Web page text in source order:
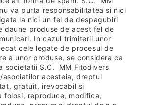
va purta responsabilitatea si nici
la nici un fel de despagubiri
daune produse de acest fel de
In cazul trimiterii unor
cele legate de procesul de
a unor produse, se considera ca
societatii S.C. MM Fitodivers
asociatilor acesteia, dreptul
gratuit, irevocabil si
folosi, reproduce, modifica,